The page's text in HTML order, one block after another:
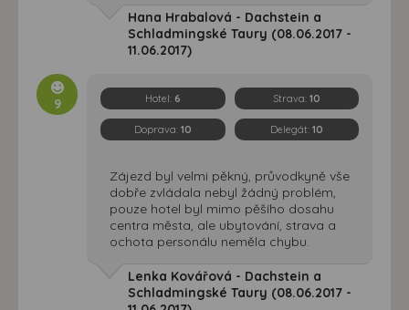
Hana Hrabalová - Dachstein a
Schladmingské Taury (08.06.2017 -
11.06.2017)
9 Hotel: 6 Strava: 10
Doprava: 10 Delegát: 10
Zájezd byl velmi pěkný, průvodkyně vše
dobře zvládala nebyl žádný problém,
pouze hotel byl mimo pěšího dosahu
centra města, ale ubytování, strava a
ochota personálu neměla chybu.
Lenka Kovářová - Dachstein a
Schladmingské Taury (08.06.2017 -